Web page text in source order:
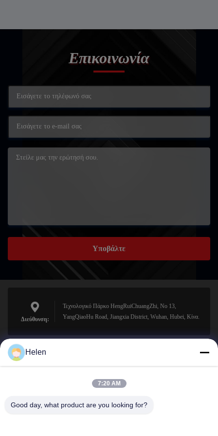
Επικοινωνία
Υποβάλτε
Διεύθυνση:
Τεχνολογικό Πάρκο HengRuiChuangZhi, No 13,
YangQiaoHu Road, Jiangxia District, Wuhan, Hubei, Κίνα.
sales@perfectlaser.net
Helen
7:20 AM
Good day, what product are you looking for?